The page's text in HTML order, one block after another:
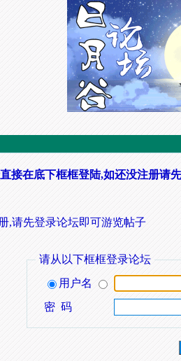
接在底下框框登陆,如还没注册请
,请先登录论坛即可游览帖子
请从以下框框登录论坛
用户名
密 码